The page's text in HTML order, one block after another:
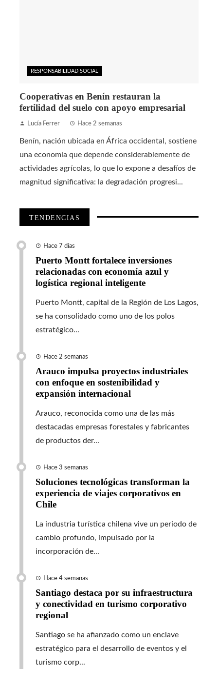
RESPONSABILIDAD SOCIAL
Cooperativas en Benín restauran la
fertilidad del suelo con apoyo empresarial
Lucía Ferrer Hace 2 semanas
Benín, nación ubicada en África occidental, sostiene
una economía que depende considerablemente de
actividades agrícolas, lo que lo expone a desafíos de
magnitud significativa: la degradación progresi...
TENDENCIAS
Hace 7 días
Puerto Montt fortalece inversiones
relacionadas con economía azul y
logística regional inteligente
Puerto Montt, capital de la Región de Los Lagos,
se ha consolidado como uno de los polos
estratégico...
Hace 2 semanas
Arauco impulsa proyectos industriales
con enfoque en sostenibilidad y
expansión internacional
Arauco, reconocida como una de las más
destacadas empresas forestales y fabricantes
de productos der...
Hace 3 semanas
Soluciones tecnológicas transforman la
experiencia de viajes corporativos en
Chile
La industria turística chilena vive un periodo de
cambio profundo, impulsado por la
incorporación de...
Hace 4 semanas
Santiago destaca por su infraestructura
y conectividad en turismo corporativo
regional
Santiago se ha afianzado como un enclave
estratégico para el desarrollo de eventos y el
turismo corp...